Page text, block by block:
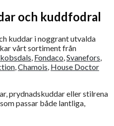
och kuddfodral
kuddar i noggrant utvalda
vårt sortiment från
Fondaco Svanefors
Chamois House Doctor
prydnadskuddar eller stilrena
passar både lantliga,